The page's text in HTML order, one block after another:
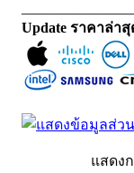
Update ราคาล่า
แสดง